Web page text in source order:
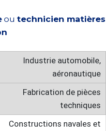
ou technicien matières
Industrie automobile,
aéronautique
Fabrication de pièces
techniques
Constructions navales et